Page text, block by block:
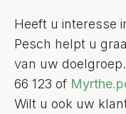
Heeft u interesse
Pesch helpt u
van uw
66 123 of
Wilt u ook uw